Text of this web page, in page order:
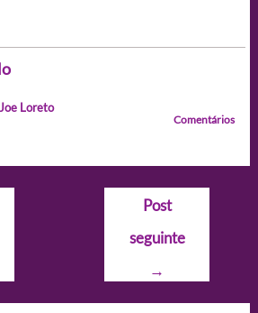
Joe Loreto
Comentários
Post
seguinte
→